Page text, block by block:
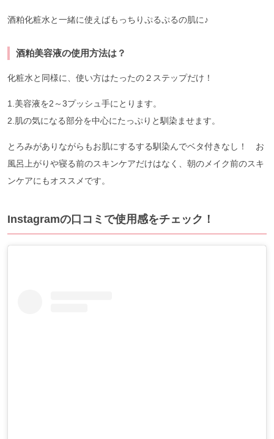
酒粕化粧水と一緒に使えばもっちりぷるぷるの肌に♪
酒粕美容液の使用方法は？
化粧水と同様に、使い方はたったの２ステップだけ！
1.美容液を2～3プッシュ手にとります。
2.肌の気になる部分を中心にたっぷりと馴染ませます。
とろみがありながらもお肌にするする馴染んでベタ付きなし！ お
風呂上がりや寝る前のスキンケアだけはなく、朝のメイク前のスキ
ンケアにもオススメです。
Instagramの口コミで使用感をチェック！